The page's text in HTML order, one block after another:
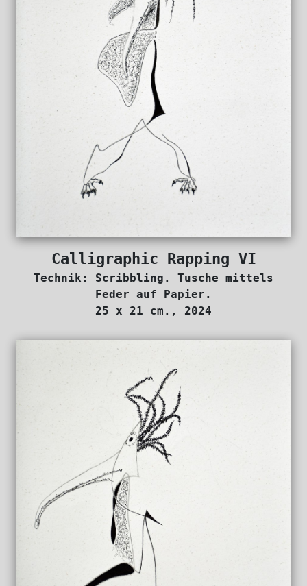
Calligraphic Rapping VI
Technik: Scribbling. Tusche mittels
Feder auf Papier.
25 x 21 cm., 2024